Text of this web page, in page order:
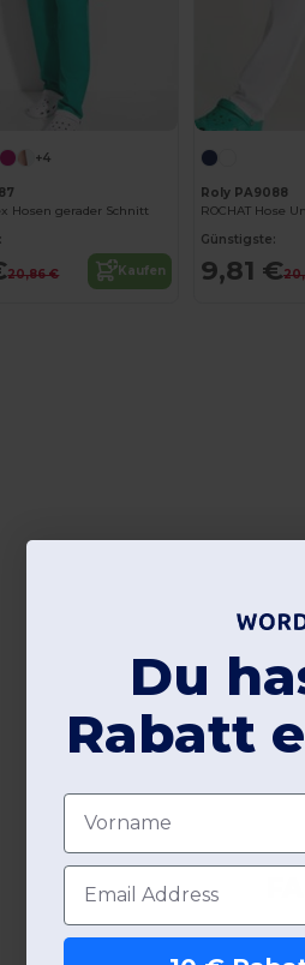
+4
Hosen gerader Schnitt
20,86 € Kaufen
Roly PA9088
ROCHAT Hose
Günstigste:
9,81 €
Du
Rabatt
Vorname
E-Mail-Adresse